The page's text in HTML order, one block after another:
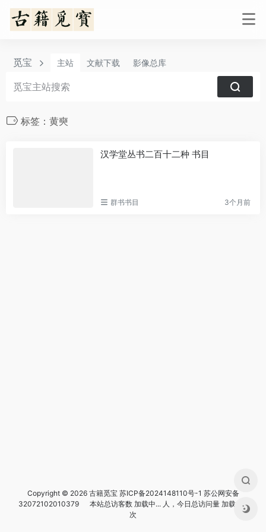
觅宝 主站 文献下载 影像总库
标签：黄奭
汉学堂丛书二百十二种 书目
群书书目 3个月前
Copyright © 2026 古籍觅宝 苏ICP备2024148110号-1 苏公网安备
32072102010379
本站总访客数 加载中...人，今日总访问量 加载中...
次